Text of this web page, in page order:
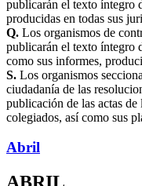
publicarán el texto íntegro
producidas en todas sus
Q. Los organismos de
publicarán el texto íntegro
como sus informes,
S. Los organismos
ciudadanía de las
publicación de las actas de
colegiados, así como sus
Abril